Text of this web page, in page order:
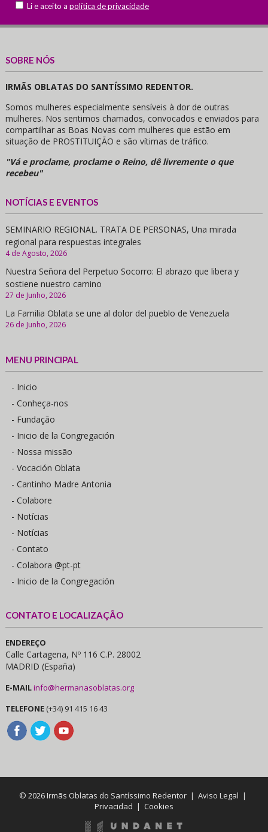
Li e aceito a política de privacidade
SOBRE NÓS
IRMÃS OBLATAS DO SANTÍSSIMO REDENTOR.
Somos mulheres especialmente sensíveis à dor de outras
mulheres. Nos sentimos chamados, convocados e enviados para
compartilhar as Boas Novas com mulheres que estão em
situação de PROSTITUIÇÃO e são vítimas de tráfico.
"Vá e proclame, proclame o Reino, dê livremente o que
recebeu"
NOTÍCIAS E EVENTOS
SEMINARIO REGIONAL. TRATA DE PERSONAS, Una mirada
regional para respuestas integrales
4 de Agosto, 2026
Nuestra Señora del Perpetuo Socorro: El abrazo que libera y
sostiene nuestro camino
27 de Junho, 2026
La Familia Oblata se une al dolor del pueblo de Venezuela
26 de Junho, 2026
MENU PRINCIPAL
- Inicio
- Conheça-nos
- Fundação
- Inicio de la Congregación
- Nossa missão
- Vocación Oblata
- Cantinho Madre Antonia
- Colabore
- Notícias
- Notícias
- Contato
- Colabora @pt-pt
- Inicio de la Congregación
CONTATO E LOCALIZAÇÃO
ENDEREÇO
Calle Cartagena, Nº 116 C.P. 28002
MADRID (España)
E-MAILinfo@hermanasoblatas.org
TELEFONE (+34) 91 415 16 43
© 2026 Irmãs Oblatas do Santíssimo Redentor |Aviso Legal |
Privacidad | Cookies